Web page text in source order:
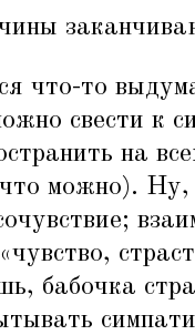
что-то
свести к
на
можно).
«чувство,
бабочка